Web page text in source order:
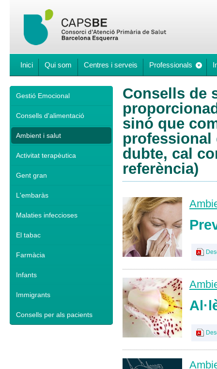
Inici Qui som Centres i serveis Professionals
Gestió Emocional
Consells d'alimentació
Ambient i salut
Activitat terapèutica
Gent gran
L'embaràs
Malaties infeccioses
El tabac
Farmàcia
Infants
Immigrants
Consells per als pacients
Consells de
sinó que
professional
dubte, cal
referència)